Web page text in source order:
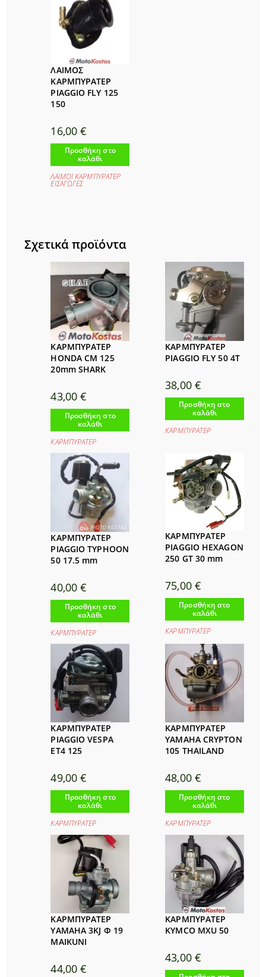
ΛΑΙΜΟΣ
ΚΑΡΜΠΥΡΑΤΕΡ
PIAGGIO FLY 125
150
16,00€
Προσθήκη στο
καλάθι
ΛΑΙΜΟΙ ΚΑΡΜΠΥΡΑΤΕΡ
ΕΙΣΑΓΩΓΕΣ
Σχετικά προϊόντα
ΚΑΡΜΠΥΡΑΤΕΡ
HONDA CM 125
20mm SHARK
43,00€
Προσθήκη στο
καλάθι
ΚΑΡΜΠΥΡΑΤΕΡ
ΚΑΡΜΠΥΡΑΤΕΡ
PIAGGIO FLY 50 4T
38,00 €
Προσθήκη στο
καλάθι
ΚΑΡΜΠΥΡΑΤΕΡ
ΚΑΡΜΠΥΡΑΤΕΡ
PIAGGIO TYPHOON
50 17.5 mm
40,00€
Προσθήκη στο
καλάθι
ΚΑΡΜΠΥΡΑΤΕΡ
ΚΑΡΜΠΥΡΑΤΕΡ
PIAGGIO HEXAGON
250 GT 30 mm
75,00 €
Προσθήκη στο
καλάθι
ΚΑΡΜΠΥΡΑΤΕΡ
ΚΑΡΜΠΥΡΑΤΕΡ
PIAGGIO VESPA
ET4 125
49,00€
Προσθήκη στο
καλάθι
ΚΑΡΜΠΥΡΑΤΕΡ
ΚΑΡΜΠΥΡΑΤΕΡ
YAMAHA CRYPTON
105 THAILAND
48,00 €
Προσθήκη στο
καλάθι
ΚΑΡΜΠΥΡΑΤΕΡ
ΚΑΡΜΠΥΡΑΤΕΡ
YAMAHA 3KJ Φ 19
MAIKUNI
44,00€
ΚΑΡΜΠΥΡΑΤΕΡ
KYMCO MXU 50
43,00 €